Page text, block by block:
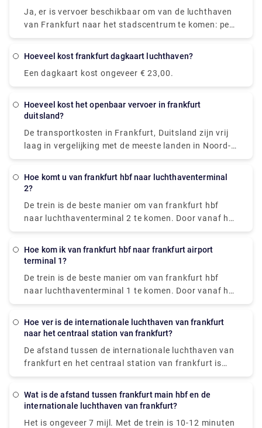
en er is een hele stad verbonden aan de luchthaven.
Dus met behulp van een kaart kan alles soepel
Ja, er is vervoer beschikbaar om van de luchthaven
van Frankfurt naar het stadscentrum te komen: per
trein, bus of taxi. De afstand tussen hen is ongeveer
zijn gemakkelijk beschikbaar, die elke 10-15 minuten
rijden vanaf Terminal 1, de luchthaven van
Frankfurt. De kosten bedragen € 5 voor
volwassenen en € 2,95 voor kinderen. De reis met de
bus kost € 4,35 en duurt 30-40 minuten om de
bestemming te bereiken.
Hoeveel kost frankfurt dagkaart luchthaven?
Een dagkaart kost ongeveer € 23,00.
Hoeveel kost het openbaar vervoer in frankfurt
duitsland?
De transportkosten in Frankfurt, Duitsland zijn vrij
laag in vergelijking met de meeste landen in Noord-
en West-Europa. De kosten variëren van € 1,80 tot €
Hoe komt u van frankfurt hbf naar luchthaventerminal
2?
De trein is de beste manier om van frankfurt hbf
naar luchthaventerminal 2 te komen. Door vanaf hbf
de ICE222 (richting Amsterdam C) te nemen, kunt u
van Frankfurt bereiken. Leg vervolgens een
terminal 2 arriveert.
Hoe kom ik van frankfurt hbf naar frankfurt airport
terminal 1?
De trein is de beste manier om van frankfurt hbf
naar luchthaventerminal 1 te komen. Door vanaf hbf
de ICE222 (richting Amsterdam C) te nemen, kunt u
bereiken. Loop vanaf daar 10 minuten over de
A/B/C/Z.
Hoe ver is de internationale luchthaven van frankfurt
naar het centraal station van frankfurt?
De afstand tussen de internationale luchthaven van
frankfurt en het centraal station van frankfurt is
ongeveer 9,7 mijl, wat 14-20 minuten duurt met de
Wat is de afstand tussen frankfurt main hbf en de
internationale luchthaven van frankfurt?
Het is ongeveer 7 mijl. Met de trein is 10-12 minuten